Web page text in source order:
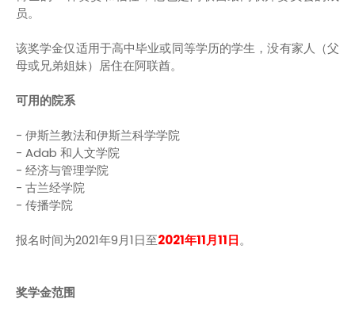
员。
该奖学金仅适用于高中毕业或同等学历的学生，没有家人（父
母或兄弟姐妹）居住在阿联酋。
可用的院系
- 伊斯兰教法和伊斯兰科学学院
- Adab 和人文学院
- 经济与管理学院
- 古兰经学院
- 传播学院
报名时间为2021年9月1日至2021年11月11日。
奖学金范围